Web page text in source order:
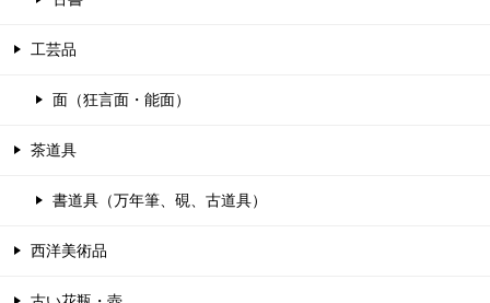
工芸品
面（狂言面・能面）
茶道具
書道具（万年筆、硯、古道具）
西洋美術品